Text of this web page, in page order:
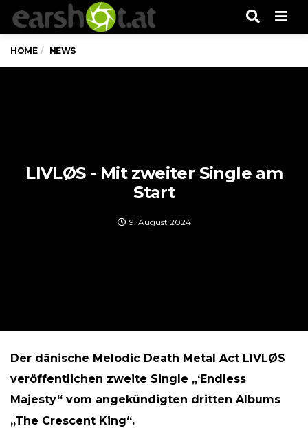
HOME NEWS
LIVLØS - Mit zweiter Single am
Start
9. August 2024
Der dänische Melodic Death Metal Act LIVLØS
veröffentlichen zweite Single „‘Endless
Majesty“ vom angekündigten dritten Albums
„The Crescent King“.